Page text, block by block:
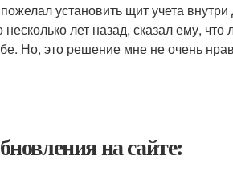
установить щит учета
лет назад, сказал ему,
Но, это решение мне не очень
на сайте: